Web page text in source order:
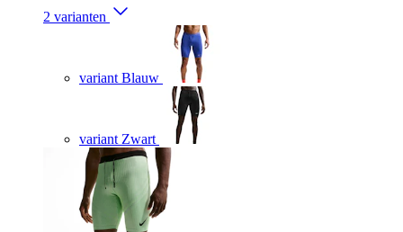
2 varianten
variant Blauw
variant Zwart